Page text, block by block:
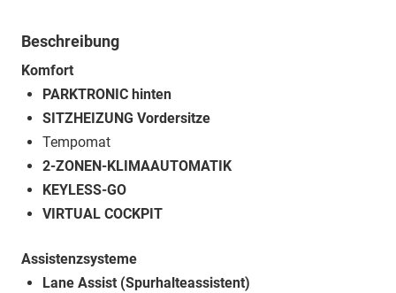
Beschreibung
Komfort
PARKTRONIC hinten
SITZHEIZUNG Vordersitze
Tempomat
2-ZONEN-KLIMAAUTOMATIK
KEYLESS-GO
VIRTUAL COCKPIT
Assistenzsysteme
Lane Assist (Spurhalteassistent)